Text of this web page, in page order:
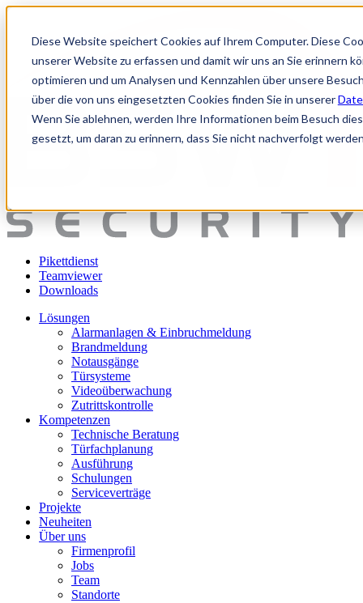
Diese Website speichert Cookies auf Ihrem Computer. Diese
unserer Website zu erfassen und damit wir uns an Sie erinnern
optimieren und um Analysen und Kennzahlen über unsere
über die von uns eingesetzten Cookies finden Sie in unserer
Wenn Sie ablehnen, werden Ihre Informationen beim Besuch
gesetzt, um daran zu erinnern, dass Sie nicht nachverfolgt
Pikettdienst
Teamviewer
Downloads
Lösungen
Alarmanlagen & Einbruchmeldung
Brandmeldung
Notausgänge
Türsysteme
Videoüberwachung
Zutrittskontrolle
Kompetenzen
Technische Beratung
Türfachplanung
Ausführung
Schulungen
Serviceverträge
Projekte
Neuheiten
Über uns
Firmenprofil
Jobs
Team
Standorte